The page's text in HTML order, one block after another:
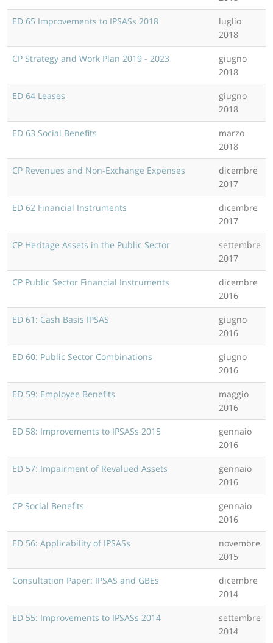
ED 65 Improvements to IPSASs 2018
luglio
2018
CP Strategy and Work Plan 2019 - 2023
giugno
2018
ED 64 Leases
giugno
2018
ED 63 Social Benefits
marzo
2018
CP Revenues and Non-Exchange Expenses
dicembre
2017
ED 62 Financial Instruments
dicembre
2017
CP Heritage Assets in the Public Sector
settembre
2017
CP Public Sector Financial Instruments
dicembre
2016
ED 61: Cash Basis IPSAS
giugno
2016
ED 60: Public Sector Combinations
giugno
2016
ED 59: Employee Benefits
maggio
2016
ED 58: Improvements to IPSASs 2015
gennaio
2016
ED 57: Impairment of Revalued Assets
gennaio
2016
CP Social Benefits
gennaio
2016
ED 56: Applicability of IPSASs
novembre
2015
Consultation Paper: IPSAS and GBEs
dicembre
2014
ED 55: Improvements to IPSASs 2014
settembre
2014